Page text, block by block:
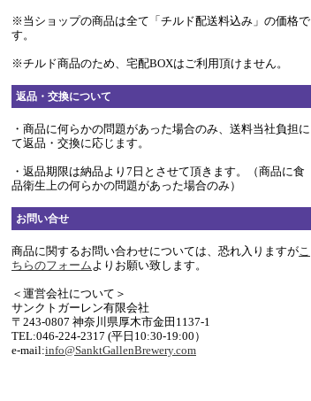
※当ショップの商品は全て「チルド配送料込み」の価格で
す。
※チルド商品のため、宅配BOXはご利用頂けません。
返品・交換について
・商品に何らかの問題があった場合のみ、送料当社負担に
て返品・交換に応じます。
・返品期限は納品より7日とさせて頂きます。（商品に食
品衛生上の何らかの問題があった場合のみ）
お問い合せ
商品に関するお問い合わせについては、恐れ入りますがこ
ちらのフォームよりお願い致します。
＜運営会社について＞
サンクトガーレン有限会社
〒243-0807 神奈川県厚木市金田1137-1
TEL:046-224-2317 (平日10:30-19:00）
e-mail:info@SanktGallenBrewery.com